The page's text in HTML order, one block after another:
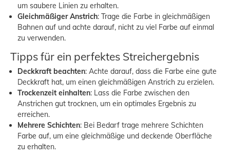
um saubere Linien zu erhalten.
Gleichmäßiger Anstrich: Trage die Farbe in gleichmäßigen
Bahnen auf und achte darauf, nicht zu viel Farbe auf einmal
zu verwenden.
Tipps für ein perfektes Streichergebnis
Deckkraft beachten: Achte darauf, dass die Farbe eine gute
Deckkraft hat, um einen gleichmäßigen Anstrich zu erzielen.
Trockenzeit einhalten: Lass die Farbe zwischen den
Anstrichen gut trocknen, um ein optimales Ergebnis zu
erreichen.
Mehrere Schichten: Bei Bedarf trage mehrere Schichten
Farbe auf, um eine gleichmäßige und deckende Oberfläche
zu erhalten.